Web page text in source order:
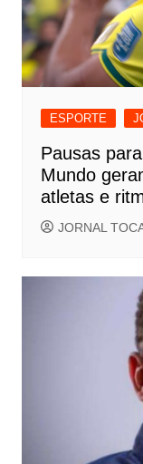
ESPORTE
Pausas
Mundo
atletas e
JORNAL